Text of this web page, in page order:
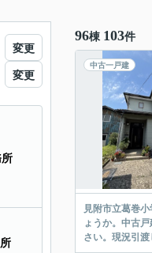
96棟 103件
中古一戸建
見附市立葛巻
ょうか。中古
さい。現況引
変更
変更